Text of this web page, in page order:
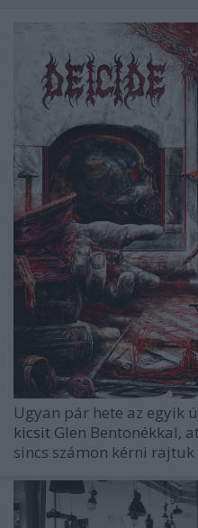
Ugyan pár hete az egyik
kicsit Glen Bentonékkal,
sincs számon kérni rajtuk